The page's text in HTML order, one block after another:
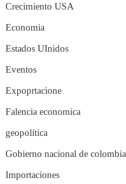
Crecimiento USA
Economia
Estados UInidos
Eventos
Expoprtacione
Falencia economica
geopolítica
Gobierno nacional de colombia
Importaciones